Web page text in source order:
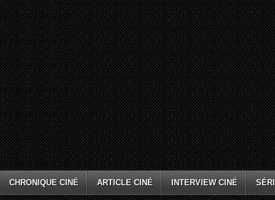
CHRONIQUE CINÉ ARTICLE CINÉ INTERVIEW CINÉ